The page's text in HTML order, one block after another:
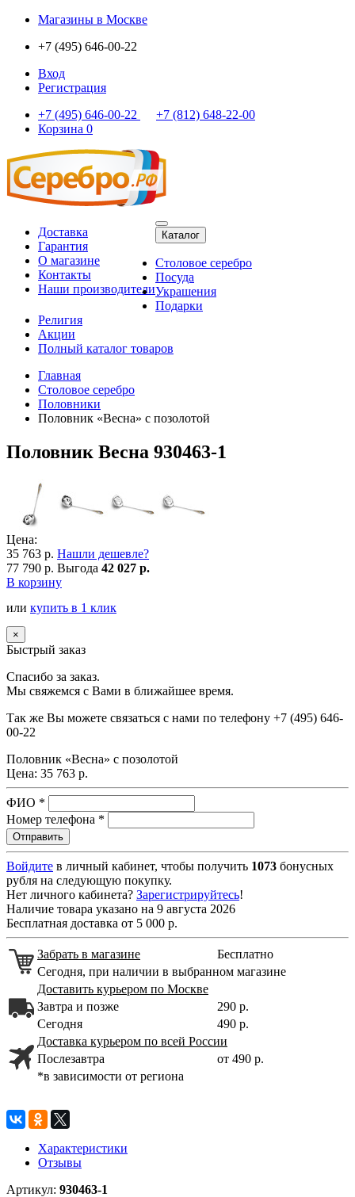
Магазины в Москве
+7 (495) 646-00-22
Вход
Регистрация
+7 (495) 646-00-22
+7 (812) 648-22-00
Корзина 0
Доставка
Гарантия
О магазине
Контакты
Наши производители
Каталог
Столовое серебро
Посуда
Украшения
Подарки
Религия
Акции
Полный каталог товаров
Главная
Столовое серебро
Половники
Половник «Весна» с позолотой
Половник Весна 930463-1
Цена:
35 763 р. Нашли дешевле?
77 790 р. Выгода 42 027 р.
В корзину
или купить в 1 клик
×
Быстрый заказ
Спасибо за заказ.
Мы свяжемся с Вами в ближайшее время.
Так же Вы можете связаться с нами по телефону +7 (495) 646-
00-22
Половник «Весна» с позолотой
Цена: 35 763 р.
ФИО *
Номер телефона *
Войдите в личный кабинет, чтобы получить 1073 бонусных
рубля на следующую покупку.
Нет личного кабинета? Зарегистрируйтесь!
Наличие товара указано на 9 августа 2026
Бесплатная доставка от 5 000 р.
Забрать в магазине
Бесплатно
Сегодня, при наличии в выбранном магазине
Доставить курьером по Москве
Завтра и позже
290 р.
Сегодня
490 р.
Доставка курьером по всей России
Послезавтра
от 490 р.
*в зависимости от региона
Характеристики
Отзывы
Артикул: 930463-1